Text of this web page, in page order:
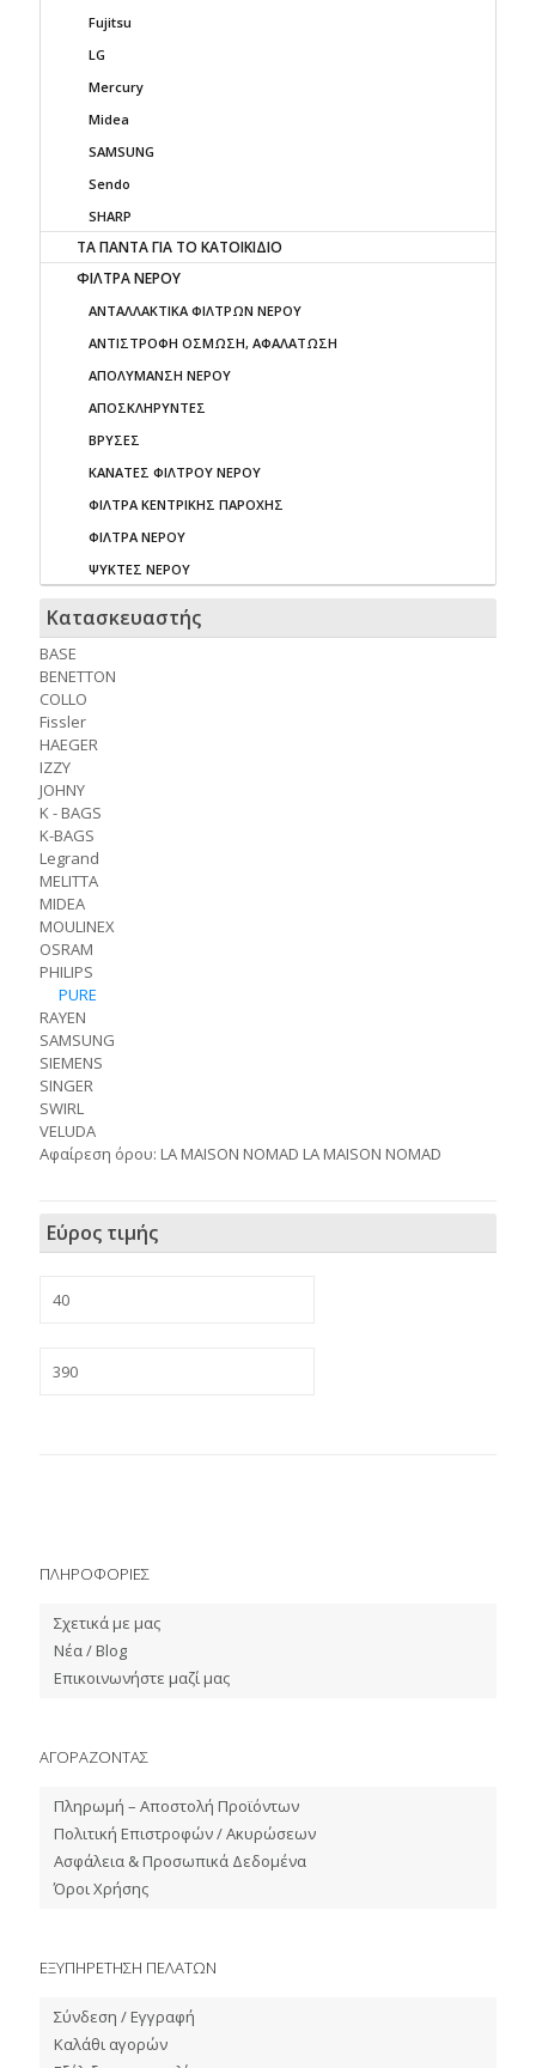
Fujitsu
LG
Mercury
Midea
SAMSUNG
Sendo
SHARP
ΤΑ ΠΑΝΤΑ ΓΙΑ ΤΟ ΚΑΤΟΙΚΙΔΙΟ
ΦΙΛΤΡΑ ΝΕΡΟΥ
ΑΝΤΑΛΛΑΚΤΙΚΑ ΦΙΛΤΡΩΝ ΝΕΡΟΥ
ΑΝΤΙΣΤΡΟΦΗ ΟΣΜΩΣΗ, ΑΦΑΛΑΤΩΣΗ
ΑΠΟΛΥΜΑΝΣΗ ΝΕΡΟΥ
ΑΠΟΣΚΛΗΡΥΝΤΕΣ
ΒΡΥΣΕΣ
ΚΑΝΑΤΕΣ ΦΙΛΤΡΟΥ ΝΕΡΟΥ
ΦΙΛΤΡΑ ΚΕΝΤΡΙΚΗΣ ΠΑΡΟΧΗΣ
ΦΙΛΤΡΑ ΝΕΡΟΥ
ΨΥΚΤΕΣ ΝΕΡΟΥ
Κατασκευαστής
BASE
BENETTON
COLLO
Fissler
HAEGER
IZZY
JOHNY
K - BAGS
K-BAGS
Legrand
MELITTA
MIDEA
MOULINEX
OSRAM
PHILIPS
PURE
RAYEN
SAMSUNG
SIEMENS
SINGER
SWIRL
VELUDA
Αφαίρεση όρου: LA MAISON NOMAD LA MAISON NOMAD
Εύρος τιμής
ΠΛΗΡΟΦΟΡΙΕΣ
Σχετικά με μας
Νέα / Blog
Επικοινωνήστε μαζί μας
ΑΓΟΡΑΖΟΝΤΑΣ
Πληρωμή – Αποστολή Προϊόντων
Πολιτική Επιστροφών / Ακυρώσεων
Ασφάλεια & Προσωπικά Δεδομένα
Όροι Χρήσης
ΕΞΥΠΗΡΕΤΗΣΗ ΠΕΛΑΤΩΝ
Σύνδεση / Εγγραφή
Καλάθι αγορών